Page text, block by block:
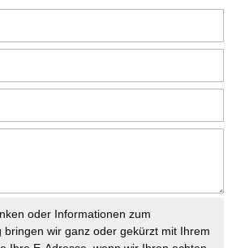
oder Informationen zum
bringen wir ganz oder gekürzt mit Ihrem